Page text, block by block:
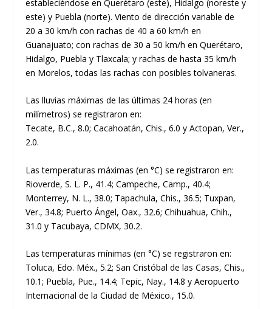
estableciéndose en Querétaro (este), Hidalgo (noreste y
este) y Puebla (norte). Viento de dirección variable de
20 a 30 km/h con rachas de 40 a 60 km/h en
Guanajuato; con rachas de 30 a 50 km/h en Querétaro,
Hidalgo, Puebla y Tlaxcala; y rachas de hasta 35 km/h
en Morelos, todas las rachas con posibles tolvaneras.
Las lluvias máximas de las últimas 24 horas (en
milímetros) se registraron en:
Tecate, B.C., 8.0; Cacahoatán, Chis., 6.0 y Actopan, Ver.,
2.0.
Las temperaturas máximas (en °C) se registraron en:
Rioverde, S. L. P., 41.4; Campeche, Camp., 40.4;
Monterrey, N. L., 38.0; Tapachula, Chis., 36.5; Tuxpan,
Ver., 34.8; Puerto Ángel, Oax., 32.6; Chihuahua, Chih.,
31.0 y Tacubaya, CDMX, 30.2.
Las temperaturas mínimas (en °C) se registraron en:
Toluca, Edo. Méx., 5.2; San Cristóbal de las Casas, Chis.,
10.1; Puebla, Pue., 14.4; Tepic, Nay., 14.8 y Aeropuerto
Internacional de la Ciudad de México., 15.0.